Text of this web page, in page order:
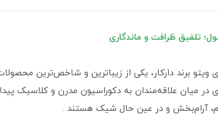
تلفیق ظرافت و ماندگاری
ویتو برند دارکار، یکی از زیباترین و شاخص‌ترین
آرام‌بخش و در عین حال شیک هستند .